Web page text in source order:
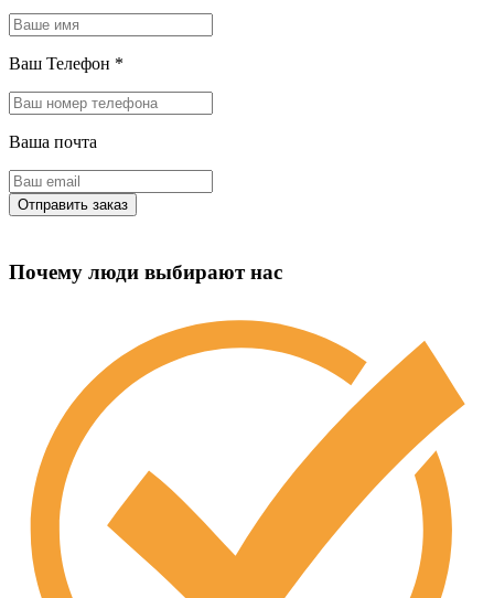
Ваш Телефон *
Ваша почта
Почему люди выбирают нас